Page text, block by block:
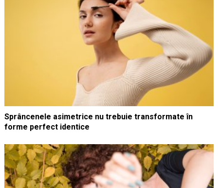
Sprâncenele asimetrice nu trebuie transformate în
forme perfect identice